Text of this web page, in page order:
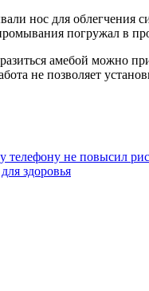
нос для облегчения
погружал в
амебой можно
не позволяет
не повысил
здоровья